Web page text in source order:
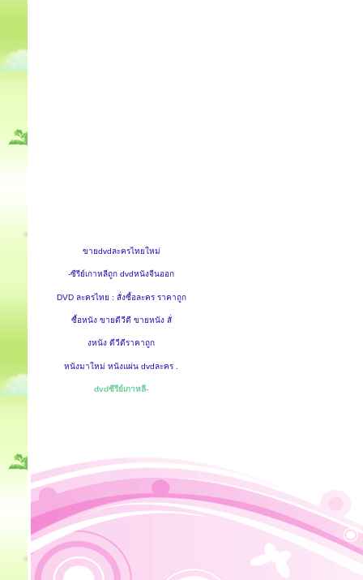
ขายdvdละครไทยใหม่
-ซีรีย์เกาหลีถูก dvdหนังจีนออก
DVD ละครไทย : สั่งซื้อละคร ราคาถูก
ซื้อหนัง ขายดีวีดี ขายหนัง สั่
งหนัง ดีวีดีราคาถูก
หนังมาใหม่ หนังแผ่น dvdละคร .
dvdซีรีย์เกาหลี-